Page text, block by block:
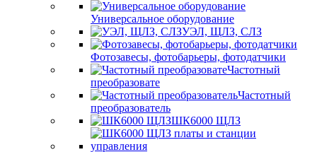
Универсальное оборудование
УЭЛ, ЩЛЗ, СЛЗ
Фотозавесы, фотобарьеры, фотодатчики
Частотный
преобразовате
Частотный
преобразователь
ШК6000 ЩЛЗ